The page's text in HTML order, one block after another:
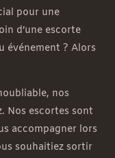
pour une
d’une escorte
événement ? Alors
nos
Nos escortes sont
accompagner lors
souhaitiez sortir